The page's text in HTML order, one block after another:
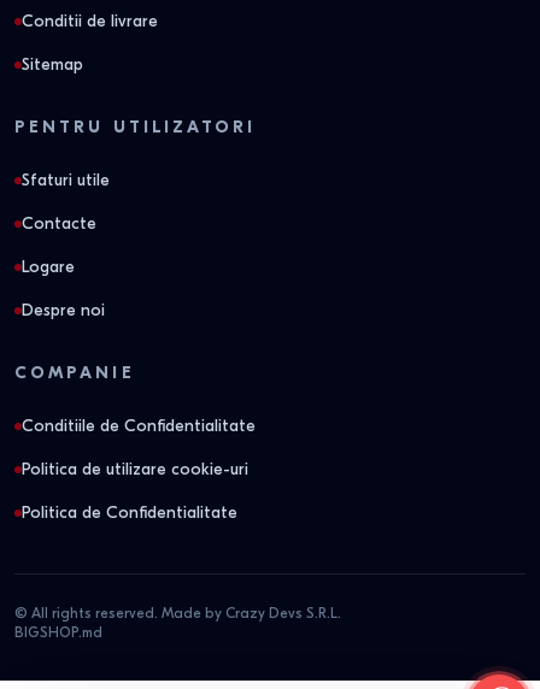
Conditii de livrare
Sitemap
PENTRU UTILIZATORI
Sfaturi utile
Contacte
Logare
Despre noi
COMPANIE
Conditiile de Confidentialitate
Politica de utilizare cookie-uri
Politica de Confidentialitate
© All rights reserved. Made by Crazy Devs S.R.L.
BIGSHOP.md